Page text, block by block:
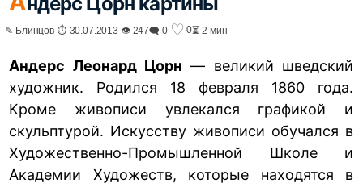
✎ Блинцов ⏱ 30.07.2013 👁 247🗨 0 ♡ 0⏳ 2 мин
Андерс Леонард Цорн — великий шведский
художник. Родился 18 февраля 1860 года.
Кроме живописи увлекался графикой и
скульптурой. Искусству живописи обучался в
Художественно-Промышленной Школе и
Академии Художеств, которые находятся в